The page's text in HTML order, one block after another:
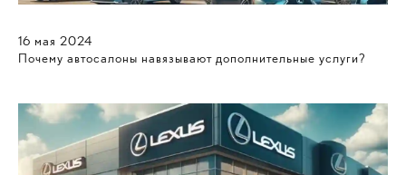
16 мая 2024
Почему автосалоны навязывают дополнительные услуги?